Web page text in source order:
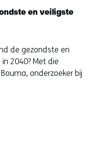
en veiligste
de gezondste en
2040? Met die
onderzoeker bij